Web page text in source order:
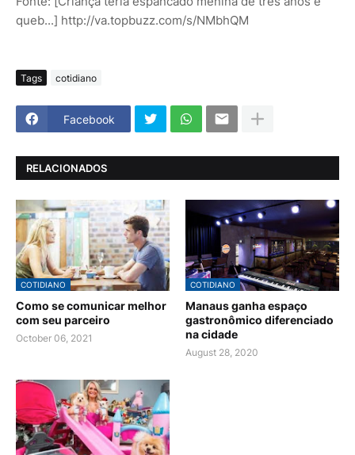
queb...] http://va.topbuzz.com/s/NMbhQM
Tags cotidiano
Facebook
RELACIONADOS
COTIDIANO
Como se comunicar melhor
com seu parceiro
October 06, 2021
COTIDIANO
Manaus ganha espaço
gastronômico diferenciado
na cidade
August 28, 2020